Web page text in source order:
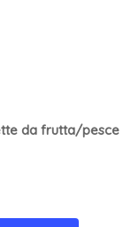
da frutta/pesce